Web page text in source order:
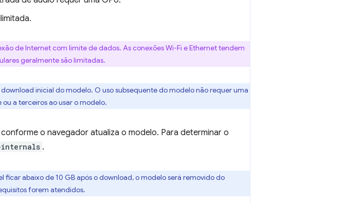
de Internet com limite de dados. As conexões Wi-Fi e Ethernet tendem
geralmente são limitadas.
inicial do modelo. O uso subsequente do modelo não requer uma
a terceiros ao usar o modelo.
o navegador atualiza o modelo. Para determinar o
internals .
ficar abaixo de 10 GB após o download, o modelo será removido do
forem atendidos.